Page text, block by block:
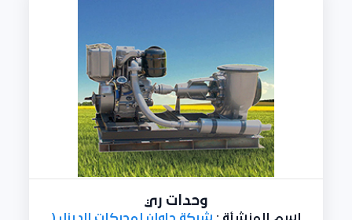
وحدات ري
إسم المنشأة : شركة حلوان لمحركات الديزل (